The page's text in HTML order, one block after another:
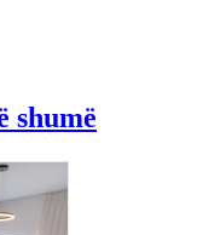
shumë